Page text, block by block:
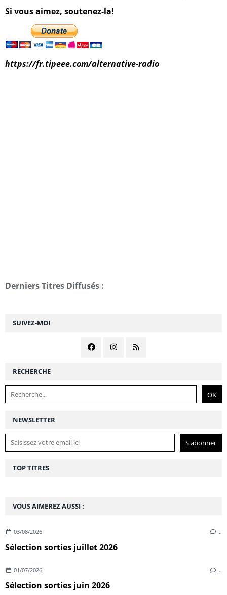
NEWSLETTER
SUIVEZ-MOI
RECHERCHE
VOUS AIMEREZ AUSSI :
03/08/2026 …
Sélection sorties juillet 2026
01/07/2026 …
Sélection sorties juin 2026
Si vous aimez, soutenez-la!
https://fr.tipeee.com/alternative-radio
Derniers Titres Diffusés :
TOP TITRES